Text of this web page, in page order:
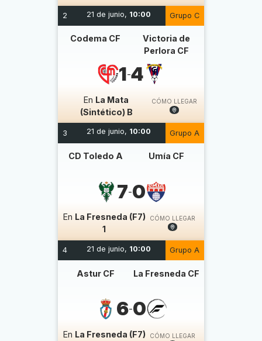
2 21 de junio, 10:00 Grupo C
Codema CF
Victoria de
Perlora CF
1-4
En La Mata
(Sintético) B
CÓMO LLEGAR
3 21 de junio, 10:00 Grupo A
CD Toledo A Umía CF
7-0
En La Fresneda (F7)
1
CÓMO LLEGAR
4 21 de junio, 10:00 Grupo A
Astur CF La Fresneda CF
6-0
En La Fresneda (F7) CÓMO LLEGAR